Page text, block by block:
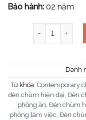
Bảo hành: 02 năm
Đèn chùm tân
Danh
Từ khóa: Contemporary
đèn chùm hiện đại Đèn
phòng ăn Đèn chùm
phòng làm việc Đèn